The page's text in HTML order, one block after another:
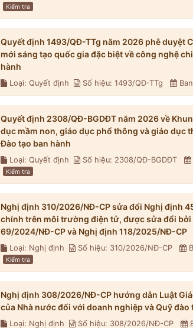
Kiểm tra
Quyết định 1493/QĐ-TTg năm 2026 phê duyệt
mới sáng tạo quốc gia đặc biệt về công nghệ
hành
Loại: Quyết định Số hiệu: 1493/QĐ-TTg
Quyết định 2308/QĐ-BGDĐT năm 2026 về
dục mầm non, giáo dục phổ thông và giáo dục
Đào tạo ban hành
Loại: Quyết định Số hiệu: 2308/QĐ-BGDĐT
Kiểm tra
Nghị định 310/2026/NĐ-CP sửa đổi Nghị định
chính trên môi trường điện tử, được sửa đổi
69/2024/NĐ-CP và Nghị định 118/2025/NĐ-CP
Loại: Nghị định Số hiệu: 310/2026/NĐ-CP
Kiểm tra
Nghị định 308/2026/NĐ-CP hướng dẫn Luật
của Nhà nước đối với doanh nghiệp và Quỹ
Loại: Nghị định Số hiệu: 308/2026/NĐ-CP